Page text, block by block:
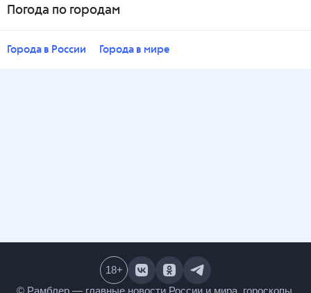
Погода по городам
Города в России Города в мире
18+